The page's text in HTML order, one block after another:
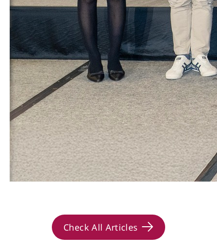
Check All Articles